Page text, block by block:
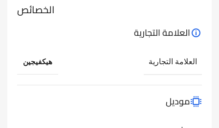
الخصائص
العلامة التجارية
العلامة التجارية هيكفيجين
موديل